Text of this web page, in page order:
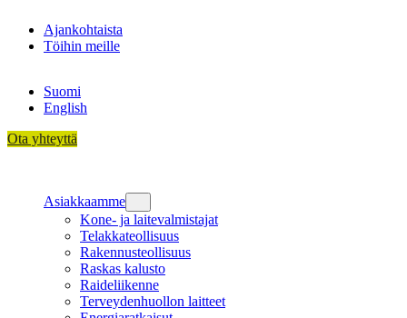
sisältöönAjankohtaista
Töihin meille
Suomi
English
Ota yhteyttä
Asiakkaamme
Kone- ja laitevalmistajat
Telakkateollisuus
Rakennusteollisuus
Raskas kalusto
Raideliikenne
Terveydenhuollon laitteet